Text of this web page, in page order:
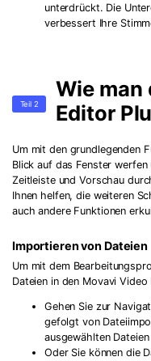
unterdrückt. Die
verbessert Ihre
Teil 2
Wie man
Editor
Um mit den grundlegenden
Blick auf das Fenster
Zeitleiste und Vorschau
Ihnen helfen, die weiteren
auch andere Funktionen
Importieren von Dateien
Um mit dem
Dateien in den Movavi
Gehen Sie zur
gefolgt von
ausgewählten
Oder Sie können die